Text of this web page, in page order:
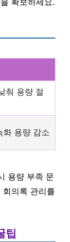
확보하세요.
춰 용량 절
화 용량 감소
용량 부족 문
의록 관리를
팁